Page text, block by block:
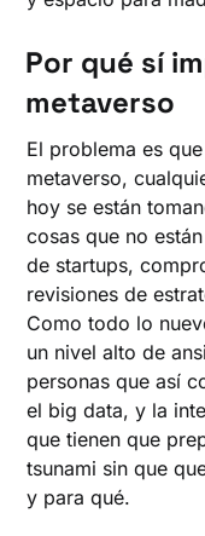
Por qué sí
metaverso
El problema es
metaverso,
hoy se están
cosas que no
de startups,
revisiones de
Como todo lo
un nivel alto de
personas que así
el big data, y la
que tienen que
tsunami sin que
y para qué.